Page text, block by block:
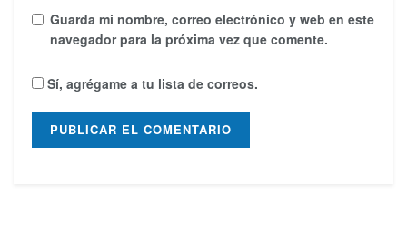
Guarda mi nombre, correo electrónico y web en este
navegador para la próxima vez que comente.
Sí, agrégame a tu lista de correos.